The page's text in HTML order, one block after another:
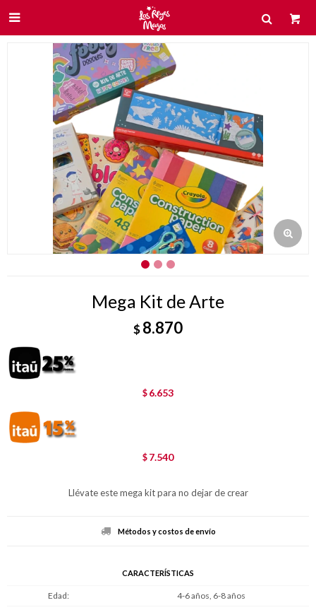

Mega Kit de Arte
$8.870
$ 6.653
$ 7.540
Llévate este mega kit para no dejar de crear
Métodos y costos de envío
CARACTERÍSTICAS
Edad 4-6 años, 6-8 años